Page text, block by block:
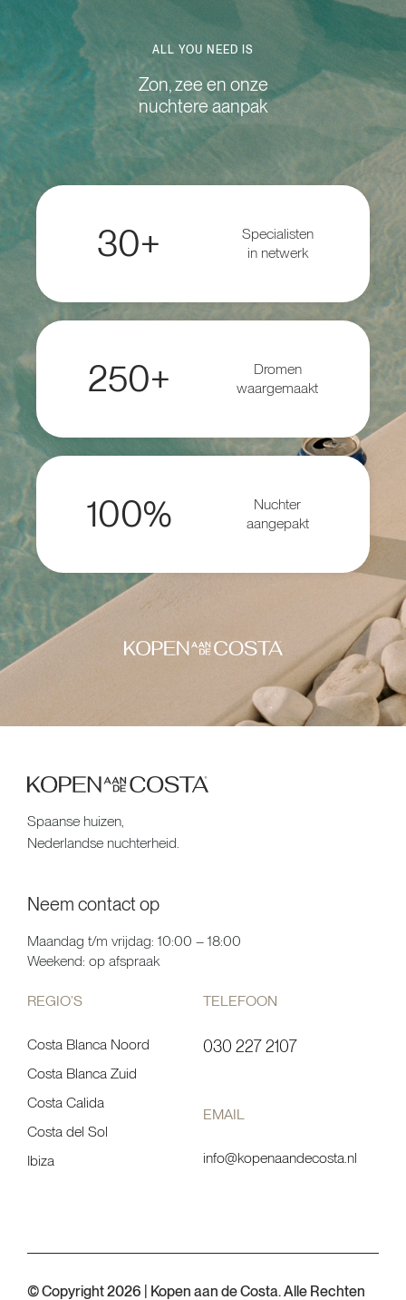
ALL YOU NEED IS
Zon, zee en onze
nuchtere aanpak
30+
Specialisten
in netwerk
250+
Dromen
waargemaakt
100%
Nuchter
aangepakt
Spaanse huizen,
Nederlandse nuchterheid.
Neem contact op
Maandag t/m vrijdag: 10:00 – 18:00
Weekend: op afspraak
REGIO’S
Costa Blanca Noord
Costa Blanca Zuid
Costa Calida
Costa del Sol
Ibiza
TELEFOON
030 227 2107
EMAIL
info@kopenaandecosta.nl
© Copyright 2026 | Kopen aan de Costa. Alle Rechten